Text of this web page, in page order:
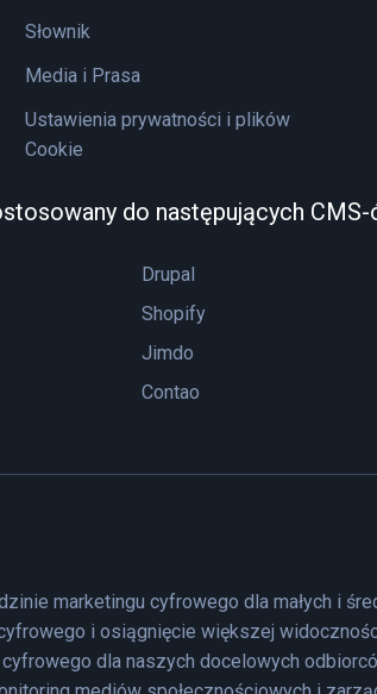
Słownik
Media i Prasa
Ustawienia prywatności i plików
Cookie
do następujących CMS-
Drupal
Shopify
Jimdo
Contao
marketingu cyfrowego dla małych i
i osiągnięcie większej
dla naszych docelowych